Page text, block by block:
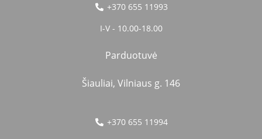
+370 655 11993
I-V - 10.00-18.00
Parduotuvė
Šiauliai, Vilniaus g. 146
+370 655 11994